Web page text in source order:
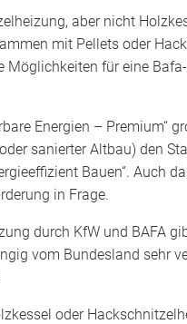
aber nicht
mit Pellets oder
für eine
Energien – Premium“
sanierter Altbau) den
Bauen“. Auch
in Frage.
durch KfW und BAFA
vom Bundesland sehr
oder